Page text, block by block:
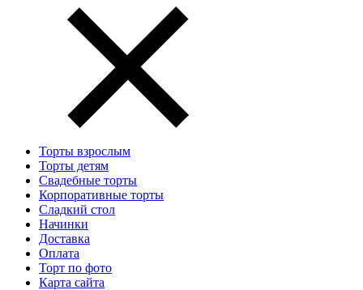
Торты взрослым
Торты детям
Свадебные торты
Корпоративные торты
Сладкий стол
Начинки
Доставка
Оплата
Торт по фото
Карта сайта